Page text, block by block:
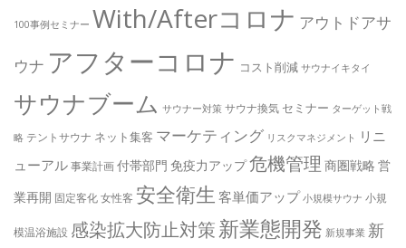
100事例セミナー With/Afterコロナ アウトドアサ
ウナ アフターコロナ コスト削減 サウナイキタイ
サウナブーム サウナー対策 サウナ換気 セミナー ターゲット戦
略 テントサウナ ネット集客 マーケティング リスクマネジメント
リニ
ューアル 事業計画 付帯部門 免疫力アップ危機管理 商圏戦略 営
業再開 固定客化女性客 安全衛生 客単価アップ 小規模サウナ 小規
模温浴施設 感染拡大防止対策新業態開発 新規事業 新